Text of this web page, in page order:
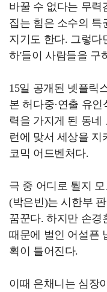
바꿀 수 없다는 무력
집는 힘은 소수의 특
지기도 한다. 그렇다
하'들이 사람들을 구
15일 공개된 넷플릭
본 허다중·연출 유
력을 가지게 된 동네
런에 맞서 세상을 지
코믹 어드벤처다.
극 중 어디로 튈지
(박은빈)는 시한부
꿈꾼다. 하지만 손경
때문에 벌인 어설픈
획이 틀어진다.
이때 은채니는 심장